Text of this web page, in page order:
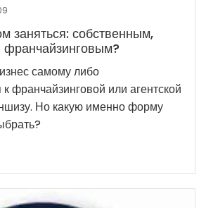
заняться: собственным,
франчайзинговым?
самому либо
франчайзинговой или агентской
Но какую именно форму